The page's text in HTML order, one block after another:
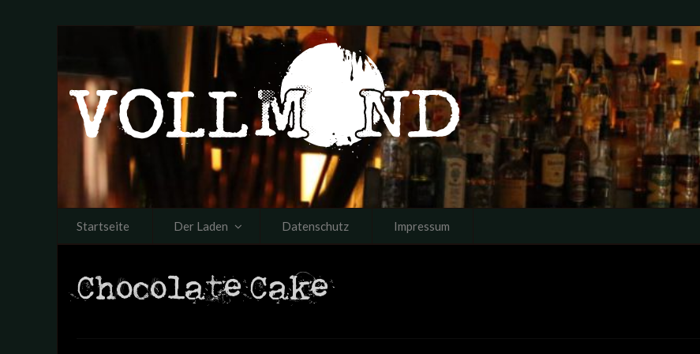
Startseite Der Laden Datenschutz Impressum
Chocolate Cake